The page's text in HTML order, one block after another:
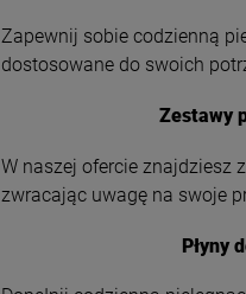
Zapewnij sobie codzienną
dostosowane do swoich
Zestawy
W naszej ofercie znajdziesz
zwracając uwagę na swoje
Płyny